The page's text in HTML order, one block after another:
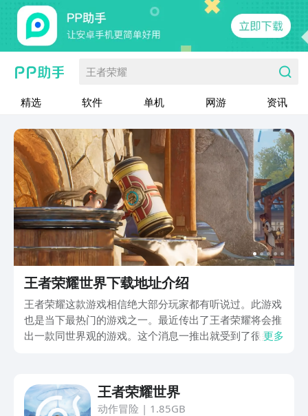
王者荣耀
精选 软件 单机 网游 资讯
王者荣耀世界下载地址介绍
王者荣耀这款游戏相信绝大部分玩家都有听说过。此游戏
也是当下最热门的游戏之一。最近传出了王者荣耀将会推
出一款同世界观的游戏。这个消息一推出就受到了很多人
更多
王者荣耀世界
动作冒险 | 1.85GB